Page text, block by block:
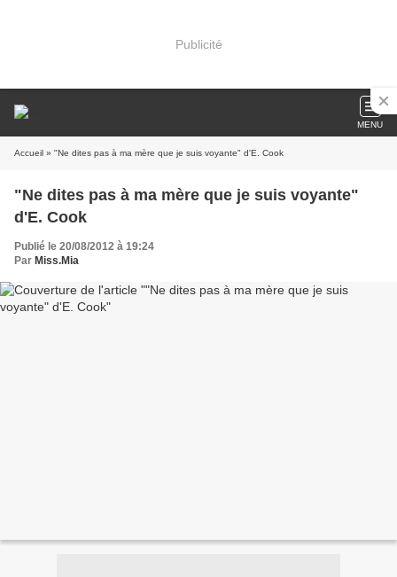
Publicité
MENU
Accueil » "Ne dites pas à ma mère que je suis voyante" d'E. Cook
"Ne dites pas à ma mère que je suis voyante"
d'E. Cook
Publié le 20/08/2012 à 19:24
Par Miss.Mia